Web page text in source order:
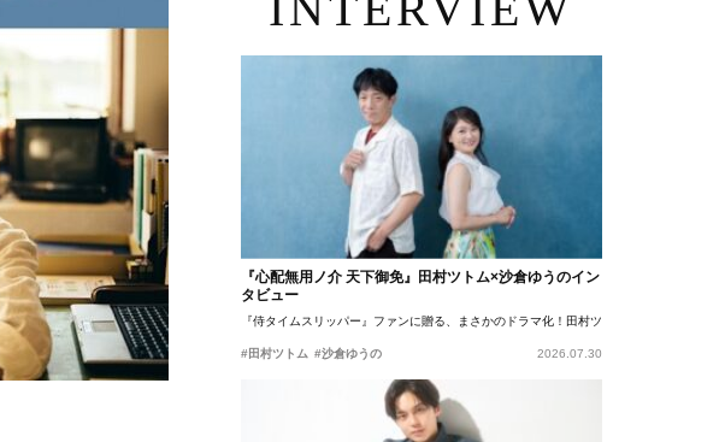
『心配無用ノ介 天下御免』田村ツトム×沙倉ゆうのイン
タビュー
『侍タイムスリッパー』ファンに贈る、まさかのドラマ化！田村ツトム×沙倉ゆうのが語
#田村ツトム #沙倉ゆうの 2026.07.30